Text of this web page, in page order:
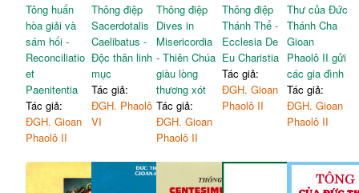
Tông huấn
hòa giải và
sám hối -
Reconciliatio
et
Paenitentia
Tác giả:
ĐGH. Gioan
Phaolô II
Thông điệp
Sacerdotalis
Caelibatus -
Độc thân linh
mục
Tác giả:
ĐGH. Phaolô
VI
Thông điệp
Dives in
Misericordia
- Thiên Chúa
giàu lòng
thương xót
Tác giả:
ĐGH. Gioan
Phaolô II
Thông điệp
Thánh Thể -
Ecclesia De
Eu Charistia
Tác giả:
ĐGH. Gioan
Phaolô II
Thư của Đức
Thánh Cha
Gioan
Phaolô II gửi
các gia đình
Tác giả:
ĐGH. Gioan
Phaolô II